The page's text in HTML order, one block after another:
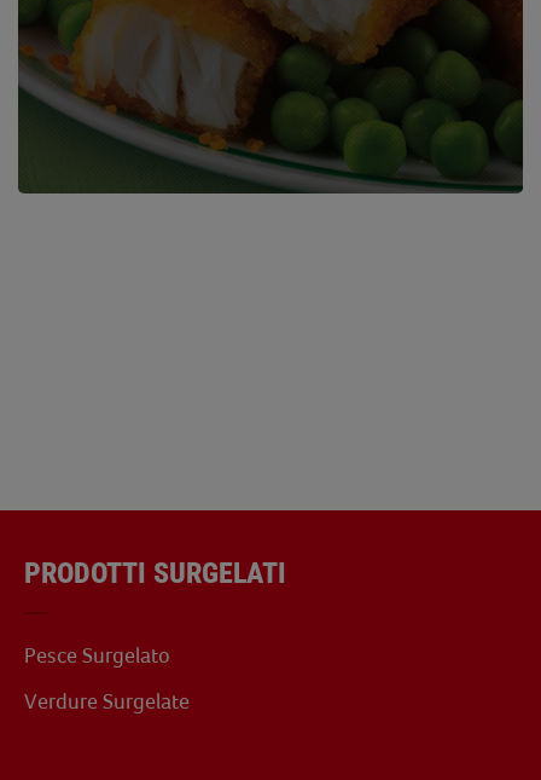
PRODOTTI SURGELATI
Pesce Surgelato
Verdure Surgelate